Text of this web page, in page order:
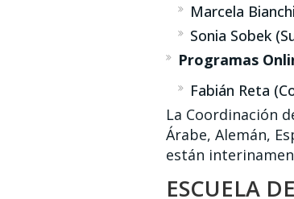
Marcela
Sonia Sobek
Programas
Fabián Reta
La Coordinación
Árabe, Alemán,
están
ESCUELA